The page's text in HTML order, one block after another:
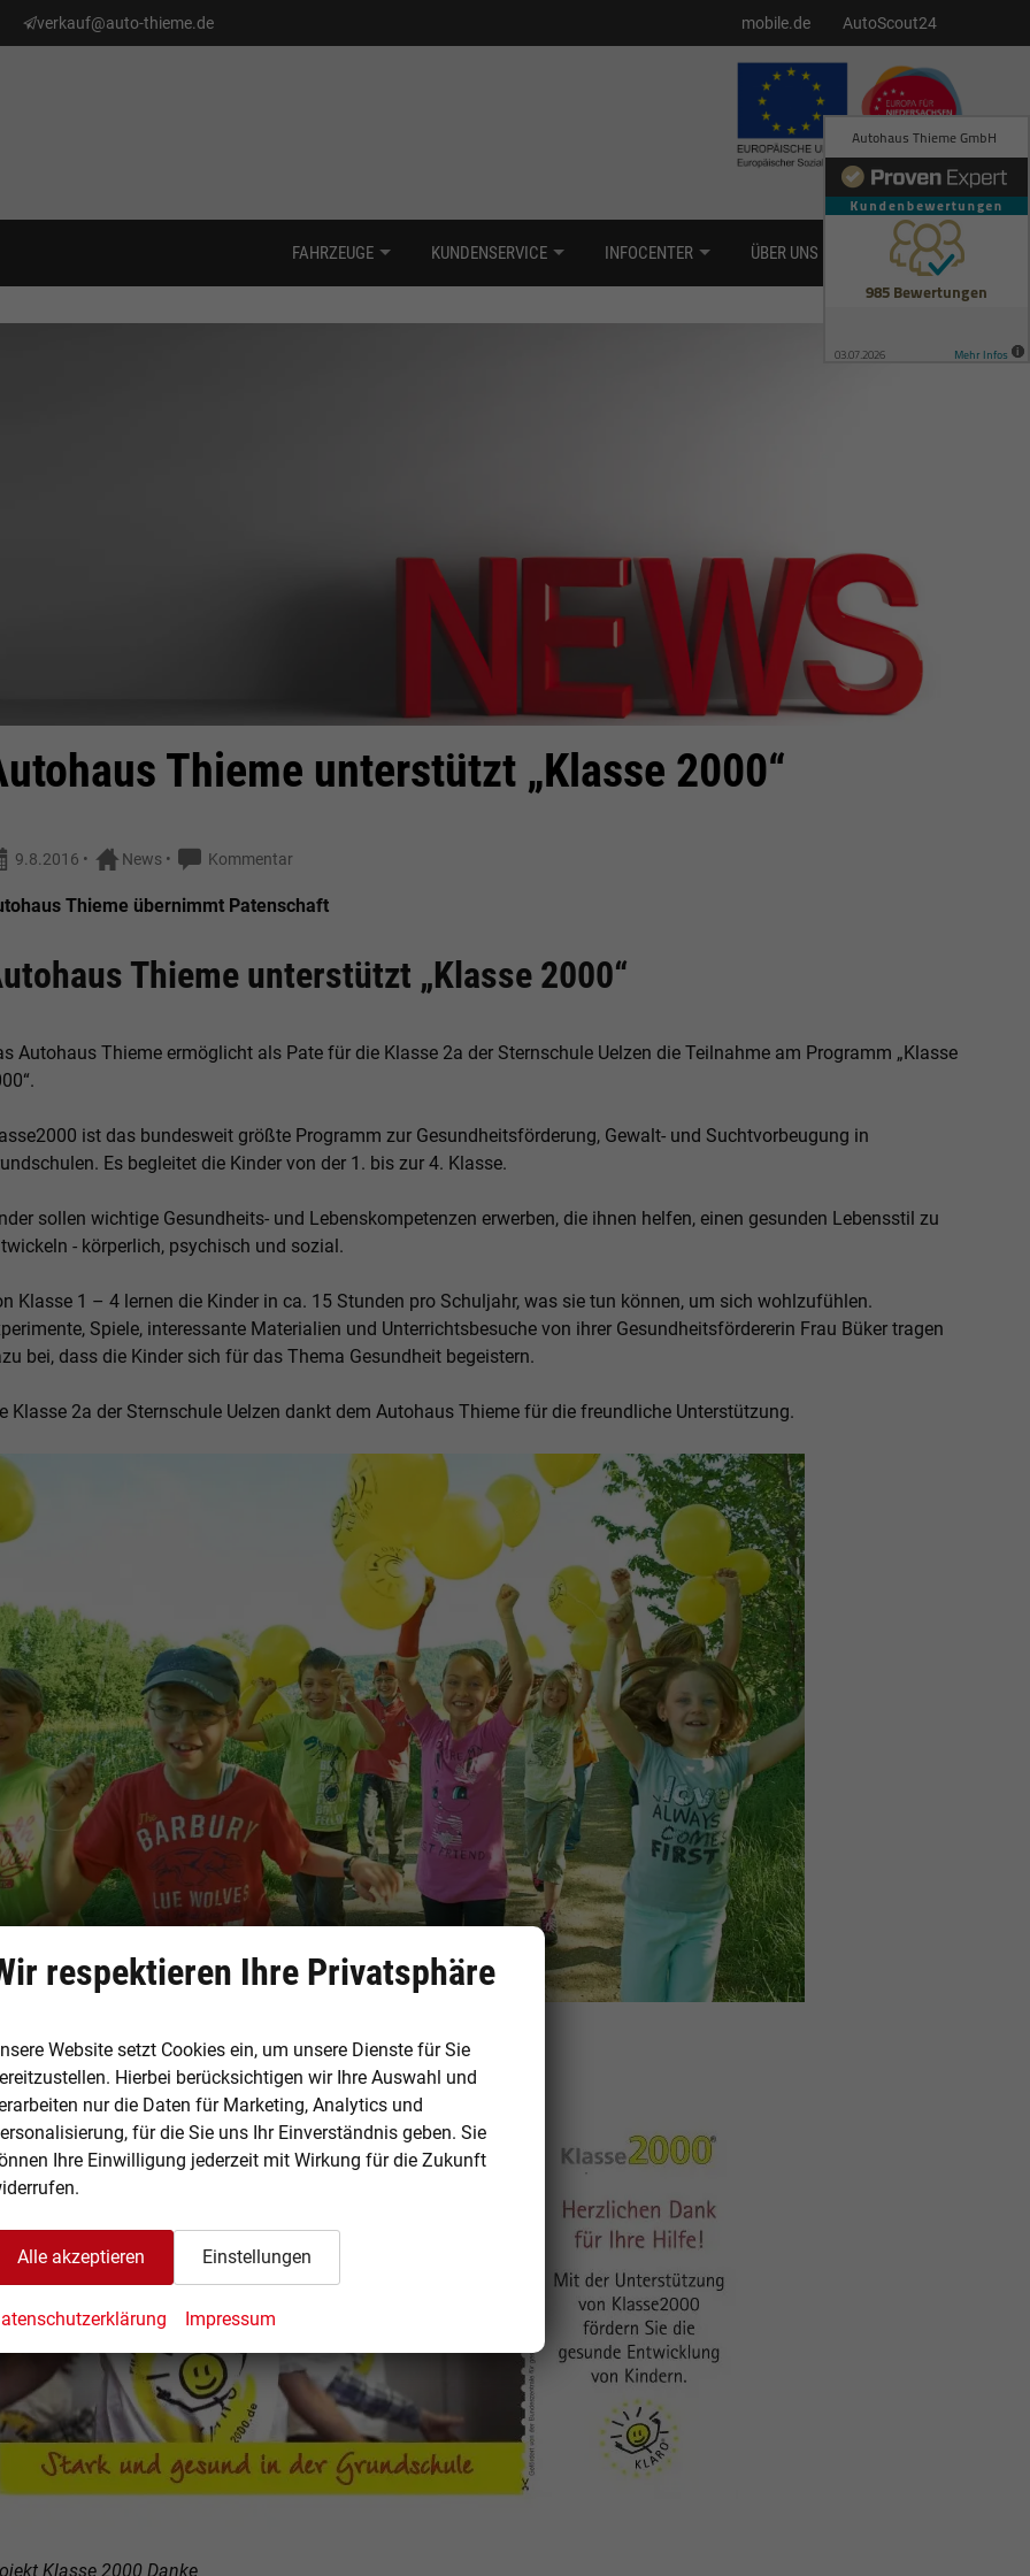
verkauf@auto-thieme.de mobile.de AutoScout24
FAHRZEUGE KUNDENSERVICE INFOCENTER ÜBER UNS KONTAKT
Thieme unterstützt „Klasse 2000“
9.8.2016 • News • Kommentar
Thieme übernimmt Patenschaft
Thieme unterstützt „Klasse 2000“
Autohaus Thieme ermöglicht als Pate für die Klasse 2a der Sternschule Uelzen die Teilnahme am Programm „Klasse
ist das bundesweit größte Programm zur Gesundheitsförderung, Gewalt- und Suchtvorbeugung in
Es begleitet die Kinder von der 1. bis zur 4. Klasse.
sollen wichtige Gesundheits- und Lebenskompetenzen erwerben, die ihnen helfen, einen gesunden Lebensstil zu
- körperlich, psychisch und sozial.
Klasse 1 – 4 lernen die Kinder in ca. 15 Stunden pro Schuljahr, was sie tun können, um sich wohlzufühlen.
Spiele, interessante Materialien und Unterrichtsbesuche von ihrer Gesundheitsfördererin Frau Büker tragen
bei, dass die Kinder sich für das Thema Gesundheit begeistern.
Klasse 2a der Sternschule Uelzen dankt dem Autohaus Thieme für die freundliche Unterstützung.
Klasse 2000
Klasse 2000 Danke
respektieren Ihre Privatsphäre
Website setzt Cookies ein, um unsere Dienste für Sie
Hierbei berücksichtigen wir Ihre Auswahl und
nur die Daten für Marketing, Analytics und
für die Sie uns Ihr Einverständnis geben. Sie
Ihre Einwilligung jederzeit mit Wirkung für die Zukunft
Alle akzeptieren Einstellungen
Impressum